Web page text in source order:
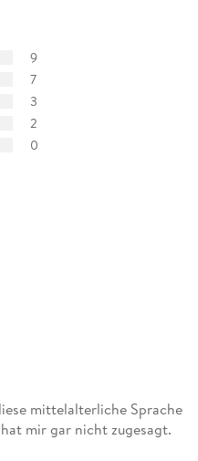
9
7
3
2
0
mittelalterliche Sprache
mir gar nicht zugesagt.